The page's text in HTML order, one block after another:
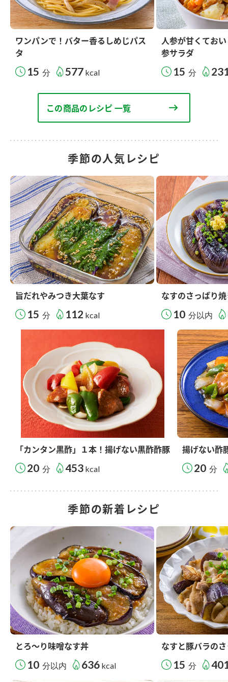
ワンパンで！バター香るしめじパス
タ
15 分 577 kcal
人参が甘くてお
参サラダ
15 分
この商品のレシピ 一覧
季節の人気レシピ
旨だれやみつき大葉なす
15 分 112 kcal
なすのさっぱり
10 分以内
「カンタン黒酢」１本！揚げない黒酢酢豚
20 分 453 kcal
揚げない酢
20 分
季節の新着レシピ
とろ～り味噌なす丼
10 分以内 636 kcal
なすと豚バラの
15 分